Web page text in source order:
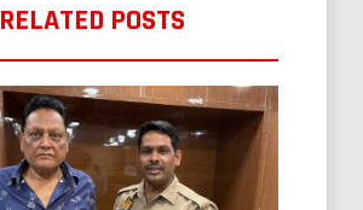
RELATED POSTS